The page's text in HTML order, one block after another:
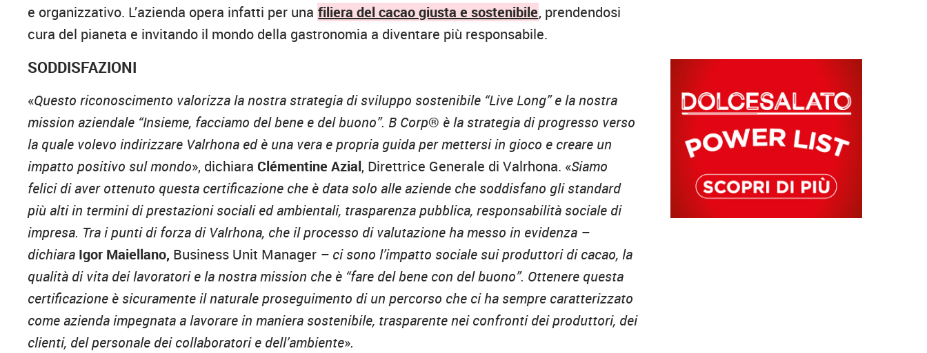
e organizzativo. L’azienda opera infatti per una filiera del cacao giusta e sostenibile, prendendosi
cura del pianeta e invitando il mondo della gastronomia a diventare più responsabile.
SODDISFAZIONI
«Questo riconoscimento valorizza la nostra strategia di sviluppo sostenibile “Live Long” e la nostra
mission aziendale “Insieme, facciamo del bene e del buono”. B Corp® è la strategia di progresso verso
la quale volevo indirizzare Valrhona ed è una vera e propria guida per mettersi in gioco e creare un
impatto positivo sul mondo», dichiara Clémentine Azial, Direttrice Generale di Valrhona. «Siamo
felici di aver ottenuto questa certificazione che è data solo alle aziende che soddisfano gli standard
più alti in termini di prestazioni sociali ed ambientali, trasparenza pubblica, responsabilità sociale di
impresa. Tra i punti di forza di Valrhona, che il processo di valutazione ha messo in evidenza –
dichiara Igor Maiellano, Business Unit Manager – ci sono l’impatto sociale sui produttori di cacao, la
qualità di vita dei lavoratori e la nostra mission che è “fare del bene con del buono”. Ottenere questa
certificazione è sicuramente il naturale proseguimento di un percorso che ci ha sempre caratterizzato
come azienda impegnata a lavorare in maniera sostenibile, trasparente nei confronti dei produttori, dei
clienti, del personale dei collaboratori e dell’ambiente».